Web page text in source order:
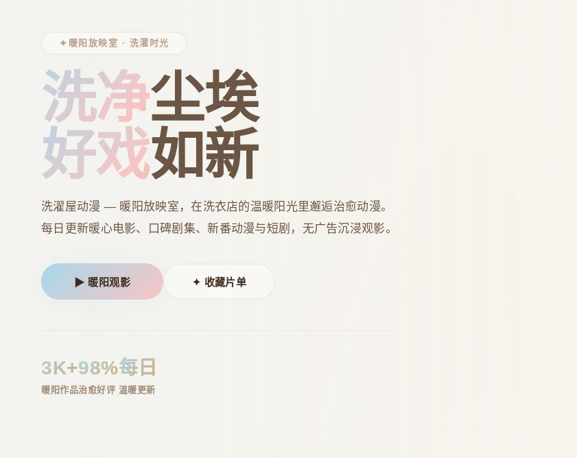
✦ 暖阳放映室 · 洗濯时光
洗净尘埃
好戏如新
洗濯屋动漫 — 暖阳放映室，在洗衣店的温暖阳光里邂逅治愈动漫。
每日更新暖心电影、口碑剧集、新番动漫与短剧，无广告沉浸观影。
▶ 暖阳观影 ✦ 收藏片单
3K+
暖阳作品
98%
治愈好评
每日
温暖更新